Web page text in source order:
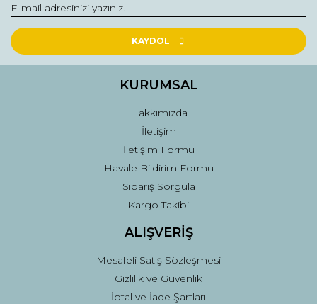
Ürün resmi kalitesiz, bozuk veya görüntülenemiyor.
Ürün açıklamasında eksik bilgiler bulunuyor.
Ürün fiyatı diğer sitelerden daha pahalı.
Gönder
KAYDOL
KURUMSAL
Hakkımızda
İletişim
İletişim Formu
Havale Bildirim Formu
Sipariş Sorgula
Kargo Takibi
ALIŞVERİŞ
Mesafeli Satış Sözleşmesi
Gizlilik ve Güvenlik
İptal ve İade Şartları